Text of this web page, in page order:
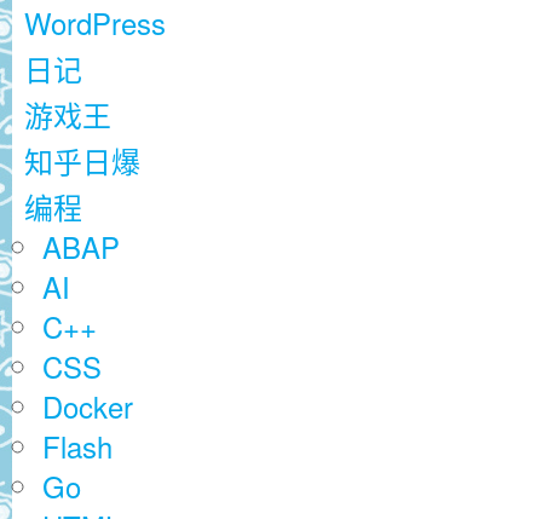
WordPress
日记
游戏王
知乎日爆
编程
ABAP
AI
C++
CSS
Docker
Flash
Go